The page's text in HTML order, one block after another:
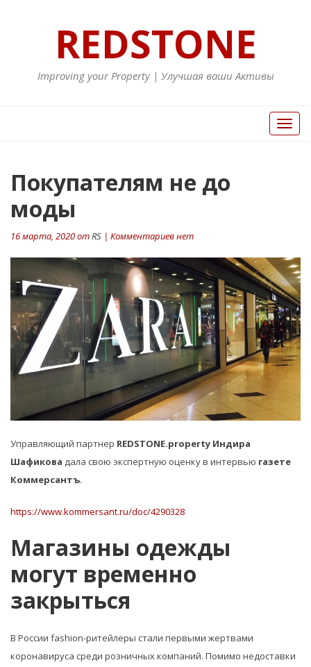
REDSTONE
Improving your Property | Улучшая ваши Активы
Вкл/
Выкл
Покупателям не до
моды
16 марта, 2020 отRS | Комментариев нет
Управляющий партнер REDSTONE.property Индира
Шафикова дала свою экспертную оценку в интервью газете
Коммерсантъ.
https://www.kommersant.ru/doc/4290328
Магазины одежды
могут временно
закрыться
В России fashion-ритейлеры стали первыми жертвами
коронавируса среди розничных компаний. Помимо недоставки
Навигация
по
записям